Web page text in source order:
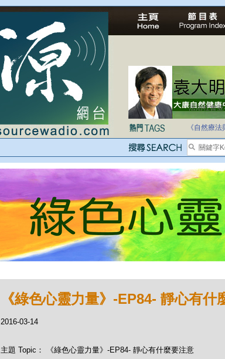
自家教育
《自然療法
《綠色心靈力量》-EP84- 靜心有什
2016-03-14
主題 Topic： 《綠色心靈力量》-EP84- 靜心有什麼要注意